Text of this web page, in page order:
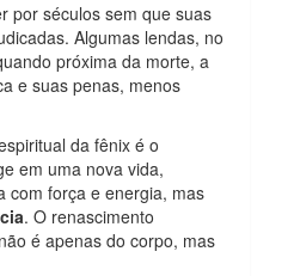
por séculos sem que suas
Algumas lendas, no
próxima da morte, a
e suas penas, menos
da fênix é o
em uma nova vida,
com força e energia, mas
. O renascimento
é apenas do corpo, mas